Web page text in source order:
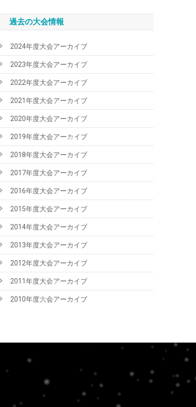
過去の大会情報
2024年度大会アーカイブ
2023年度大会アーカイブ
2022年度大会アーカイブ
2021年度大会アーカイブ
2020年度大会アーカイブ
2019年度大会アーカイブ
2018年度大会アーカイブ
2017年度大会アーカイブ
2016年度大会アーカイブ
2015年度大会アーカイブ
2014年度大会アーカイブ
2013年度大会アーカイブ
2012年度大会アーカイブ
2011年度大会アーカイブ
2010年度大会アーカイブ